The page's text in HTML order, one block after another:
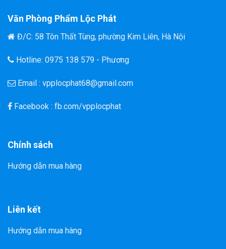
Văn Phòng Phẩm Lộc Phát
Đ/C: 58 Tôn Thất Tùng, phường Kim Liên, Hà Nội
Hotline: 0975 138 579 - Phương
Email : vpplocphat68@gmail.com
Facebook : fb.com/vpplocphat
Chính sách
Hướng dẫn mua hàng
Liên kết
Hướng dẫn mua hàng